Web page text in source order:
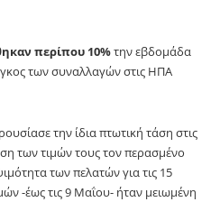
περίπου 10%την εβδομάδα
των συναλλαγών στις ΗΠΑ
την ίδια πτωτική τάση στις
των τιμών τους τον περασμένο
των πελατών για τις 15
-έως τις 9 Μαΐου- ήταν μειωμένη